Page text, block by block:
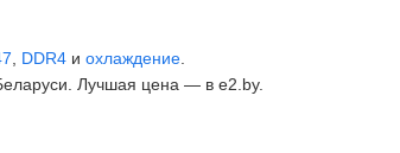
, DDR4 и охлаждение.
Лучшая цена — в e2.by.